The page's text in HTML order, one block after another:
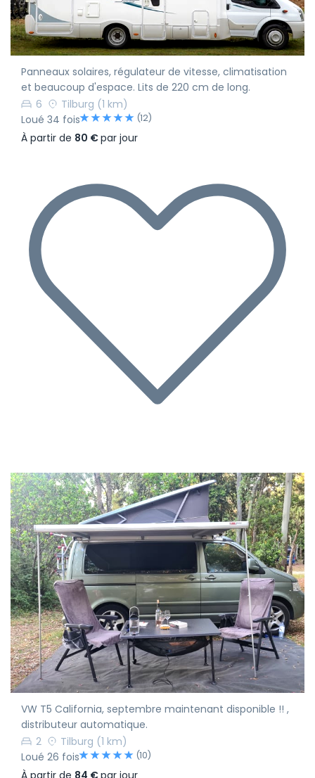
Panneaux solaires, régulateur de vitesse, climatisation
et beaucoup d'espace. Lits de 220 cm de long.
6
Tilburg (1 km)
Loué 34 fois
(12)
À partir de 80 €par jour
VW T5 California, septembre maintenant disponible !! ,
distributeur automatique.
2
Tilburg (1 km)
Loué 26 fois
(10)
À partir de 84 €par jour